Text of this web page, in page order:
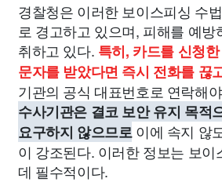
경찰청은 이러한 보이스피싱 수
로 경고하고 있으며, 피해를 예
취하고 있다. 특히, 카드를 신청
문자를 받았다면 즉시 전화를 끊
기관의 공식 대표번호로 연락해
수사기관은 결코 보안 유지 목적
요구하지 않으므로이에 속지 않
이 강조된다. 이러한 정보는 보
데 필수적이다.